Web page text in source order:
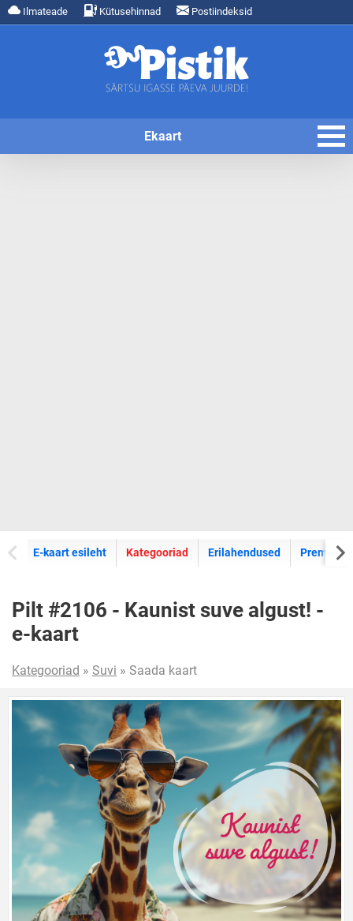
Ilmateade Kütusehinnad Postiindeksid
Ekaart
E-kaart esileht E-kaartide
Kategooriad Erilahendused Premium
Pilt #2106 - Kaunist suve algust! -
e-kaart
Kategooriad » Suvi » Saada kaart